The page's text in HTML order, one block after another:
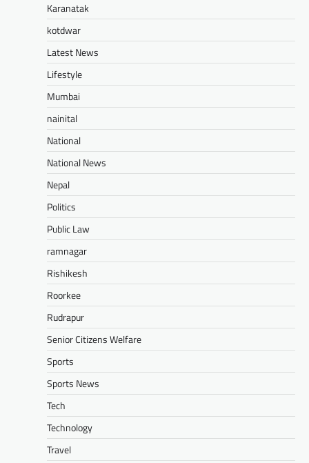
Karanatak
kotdwar
Latest News
Lifestyle
Mumbai
nainital
National
National News
Nepal
Politics
Public Law
ramnagar
Rishikesh
Roorkee
Rudrapur
Senior Citizens Welfare
Sports
Sports News
Tech
Technology
Travel